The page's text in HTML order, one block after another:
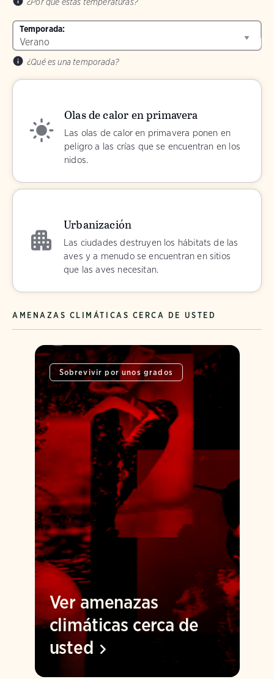
Temporada:
¿Qué es una temporada?
Olas de calor en primavera
Las olas de calor en primavera ponen en
peligro a las crías que se encuentran en los
nidos.
Urbanización
Las ciudades destruyen los hábitats de las
aves y a menudo se encuentran en sitios
que las aves necesitan.
AMENAZAS CLIMÁTICAS CERCA DE USTED
Sobrevivir por unos grados
Ver amenazas
climáticas cerca de
usted